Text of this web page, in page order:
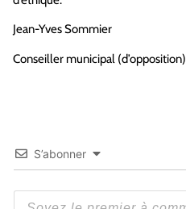
Jean-Yves Sommier
Conseiller municipal (d’opposition)
S’abonner